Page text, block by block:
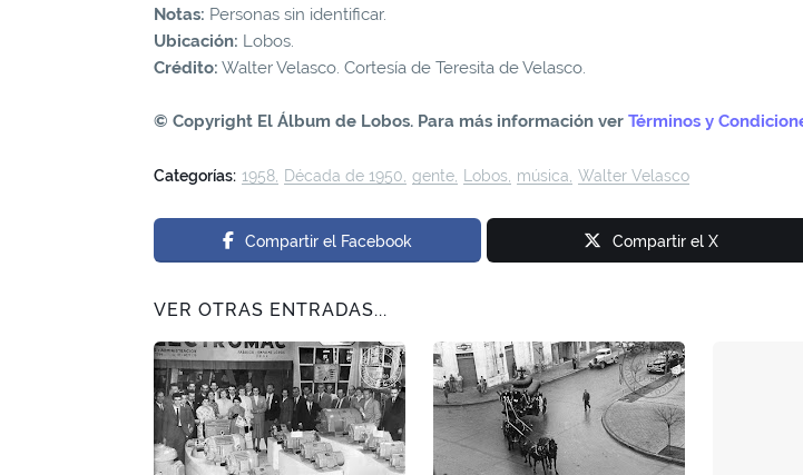
Notas: Personas sin identificar.
Ubicación: Lobos.
Crédito: Walter Velasco. Cortesía de Teresita de Velasco.
© Copyright El Álbum de Lobos. Para más información ver Términos y
Categorías: 1958 Década de 1950 gente Lobos música Walter Velasco
Compartir el Facebook Compartir el X
VER OTRAS ENTRADAS...